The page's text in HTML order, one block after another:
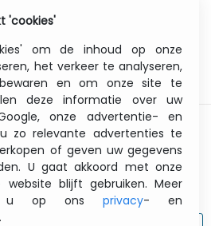
Roller Pa-lpr-001
#:PALPR001
'cookies'
om de inhoud op onze
het verkeer te analyseren,
en om onze site te
deze informatie over uw
onze advertentie- en
zo relevante advertenties te
of geven uw gegevens
U gaat akkoord met onze
blijft gebruiken. Meer
u op ons privacy- en
.